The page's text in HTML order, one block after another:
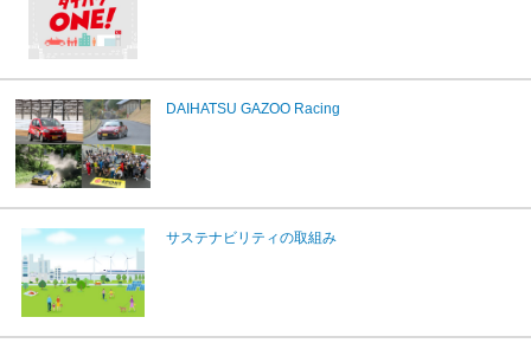
DAIHATSU GAZOO Racing
サステナビリティの取組み